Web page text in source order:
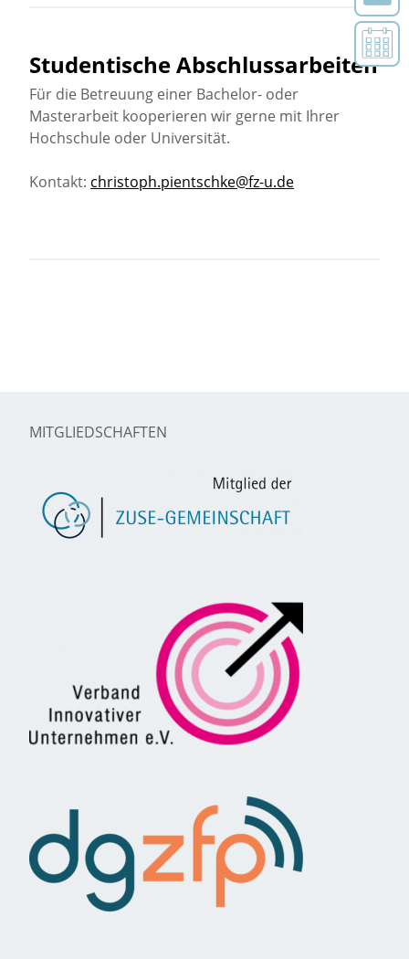
Studentische Abschlussarbeiten
Für die Betreuung einer Bachelor- oder
Masterarbeit kooperieren wir gerne mit Ihrer
Hochschule oder Universität.
Kontakt: christoph.pientschke@fz-u.de
MITGLIEDSCHAFTEN